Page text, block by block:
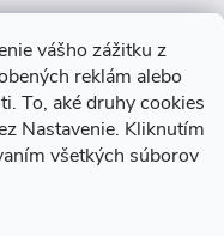
vášho zážitku z
reklám alebo
To, aké druhy cookies
Nastavenie. Kliknutím
všetkých súborov